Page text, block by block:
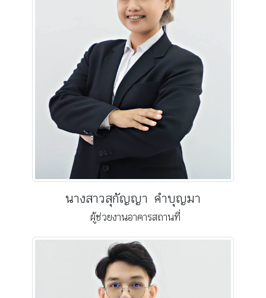
นางสาวสุกัญญา คำบุญมา
ผู้ช่วยงานอาคารสถานที่